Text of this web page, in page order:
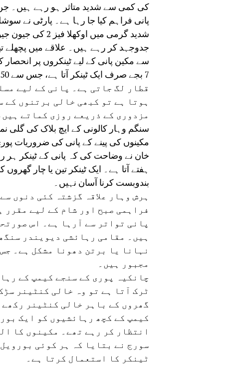
کی کمی سے شدید متاثر ہو رہے ہیں۔ جن
پانی فراہم کیا جا رہا ہے۔ پارٹی نے
شدید گرمی میں
جدوجہد کر رہے ہیں۔ علاقے میں
سے مکین پانی کے لیے ٹینکروں پر
قطار لگ جاتی ہے۔ پانی کے لیے
ہوتا ہے تو کبھی خالی برتنوں
مزدوری کے ذریعے روزی کماتے
خان نے وضاحت کی کہ پانی کے ٹینکر ہر
ہفتے آتا ہے۔ ایک ٹینکر تین یا چار
بندوبست کرنا آسان نہیں۔
ہرش وہار علاقہ گزشتہ کئی دنوں
فراہمی صبح اور شام کے لیے مقرر
پانی تواتر سے آرہا ہے۔ اس
ہیں۔ مقامی رہائشی دیویندر
نہانا یا برتن دھونا مشکل ہے۔
مجبور ہیں۔
چانکیہ پوری کے سنجے کیمپ کے
ٹرک آتا ہے تو وہ خالی کنٹینر
گھروں کے باہر خالی کنٹینر
کیمپ کے کچھ رہائشیوں کو ایک
انتظار کر رہے تھے۔ مکینوں کا
سورج نے بتایا کہ ہر کوئی
ٹینکر کا استعمال کرتا ہے۔